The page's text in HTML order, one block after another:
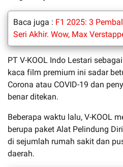
Baca juga : F1 2025: 3
Seri Akhir. Wow, Max
PT V-KOOL Indo Lestari
kaca film premium ini sadar
Corona atau COVID-19 dan
benar ditekan.
Beberapa waktu lalu, V-KOOL
berupa paket Alat Pelindung
di sejumlah rumah sakit dan
daerah.